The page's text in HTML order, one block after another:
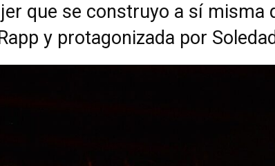
que se construyo a sí misma
y protagonizada por